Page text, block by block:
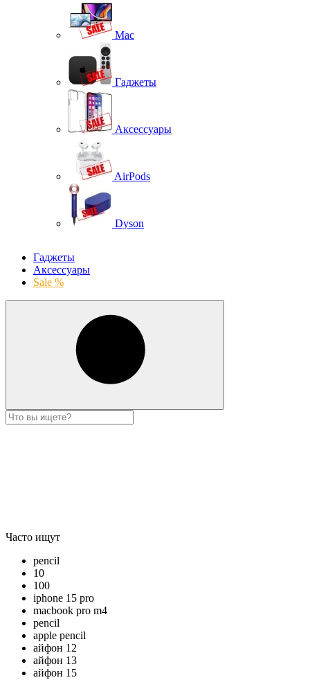
Mac
Гаджеты
Аксессуары
AirPods
Dyson
Гаджеты
Аксессуары
Sale %
Часто ищут
pencil
10
100
iphone 15 pro
macbook pro m4
pencil
apple pencil
айфон 12
айфон 13
айфон 15